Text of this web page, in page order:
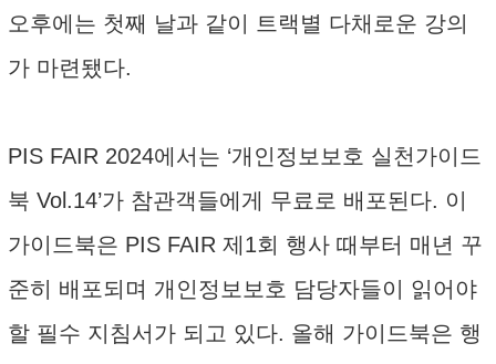
오후에는 첫째 날과 같이 트랙별 다채로운 강의
가 마련됐다.
PIS FAIR 2024에서는 ‘개인정보보호 실천가이드
북 Vol.14’가 참관객들에게 무료로 배포된다. 이
가이드북은 PIS FAIR 제1회 행사 때부터 매년 꾸
준히 배포되며 개인정보보호 담당자들이 읽어야
할 필수 지침서가 되고 있다. 올해 가이드북은 행